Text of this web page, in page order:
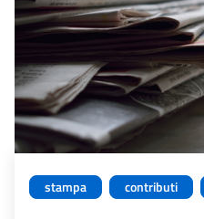
stampa contributi